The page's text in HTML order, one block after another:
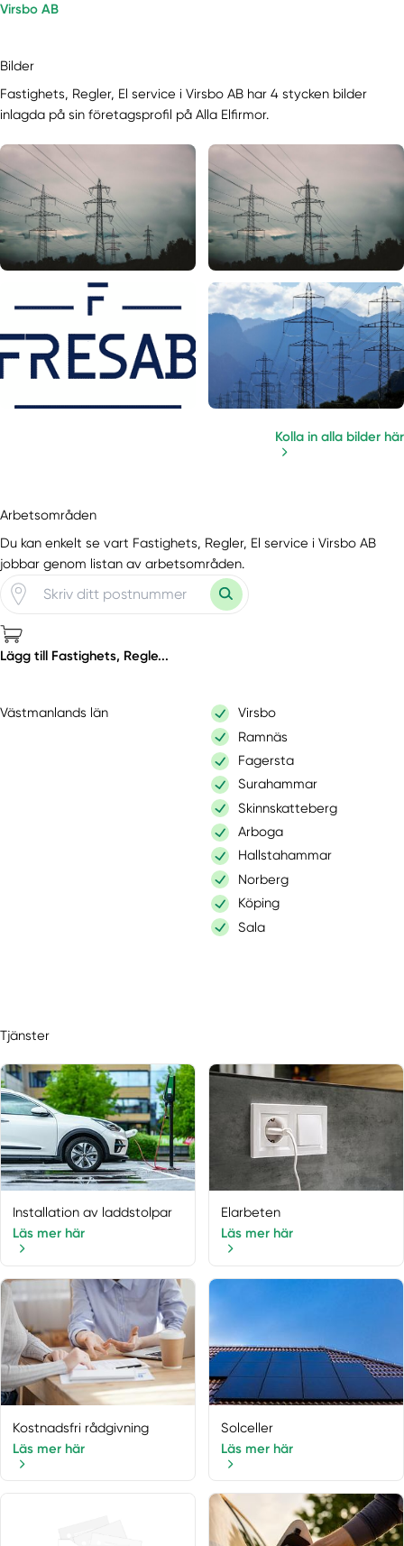
Virsbo AB
Bilder
Fastighets, Regler, El service i Virsbo AB har 4 stycken bilder
inlagda på sin företagsprofil på Alla Elfirmor.
Kolla in alla bilder här
Arbetsområden
Du kan enkelt se vart Fastighets, Regler, El service i Virsbo AB
jobbar genom listan av arbetsområden.
Lägg till Fastighets, Regle...
Västmanlands län
Virsbo
Ramnäs
Fagersta
Surahammar
Skinnskatteberg
Arboga
Hallstahammar
Norberg
Köping
Sala
Tjänster
Installation av laddstolpar
Läs mer här
Elarbeten
Läs mer här
Kostnadsfri rådgivning
Läs mer här
Solceller
Läs mer här